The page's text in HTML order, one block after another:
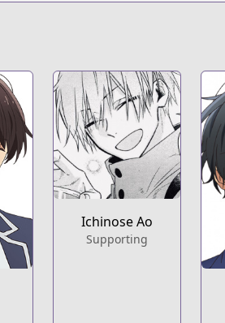
Ichinose Ao
Supporting